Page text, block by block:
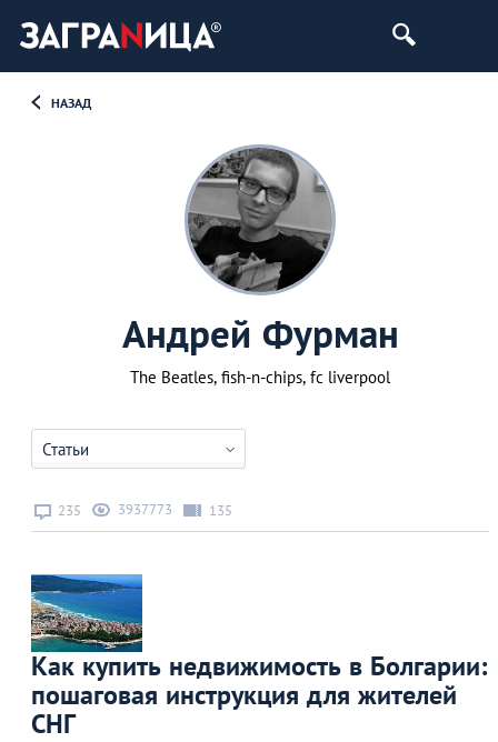
НАЗАД
Андрей Фурман
The Beatles, fish-n-chips, fc liverpool
Статьи
235 3937773 135
Как купить недвижимость в Болгарии:
пошаговая инструкция для жителей
СНГ